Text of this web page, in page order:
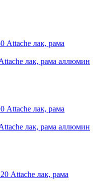
лак, рама аллюмин
лак, рама аллюмин